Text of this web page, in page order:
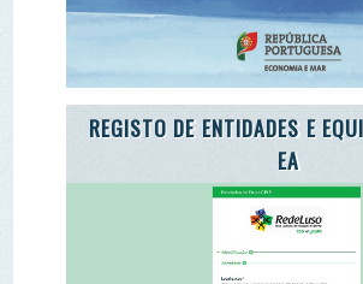
ADOTE A CARTA DA TERRA
ADOTE O TROÇO DE UM RIO